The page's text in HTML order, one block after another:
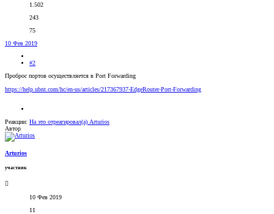
1.502
243
75
10 Фев 2019
#2
Проброс портов осуществляется в Port Forwarding
https://help.ubnt.com/hc/en-us/articles/217367937-EdgeRouter-Port-Forwarding
Реакции: На это отреагировал(а) Arturios
Автор
Arturios
участник
10 Фев 2019
11